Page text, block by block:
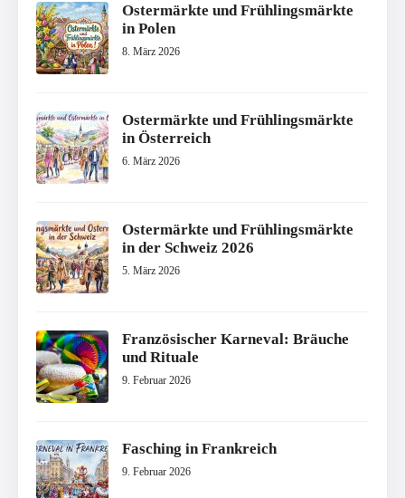
Ostermärkte und Frühlingsmärkte
in Polen
8. März 2026
Ostermärkte und Frühlingsmärkte
in Österreich
6. März 2026
Ostermärkte und Frühlingsmärkte
in der Schweiz 2026
5. März 2026
Französischer Karneval: Bräuche
und Rituale
9. Februar 2026
Fasching in Frankreich
9. Februar 2026